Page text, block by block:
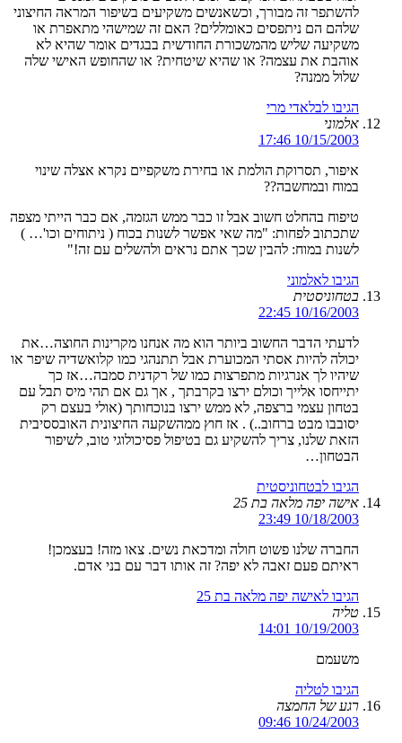
להשתפר זה מבורך, וכשאנשים משקיעים בשיפור המראה החיצוני
שלהם הם ניתפסים כאומללים? האם זה שמישהי מתאפרת או
משקיעה שליש מהמשכורת החודשית בבגדים אומר שהיא לא
אוהבת את עצמה? או שהיא שיטחית? או שהחופש האישי שלה
שלול ממנה?
הגיבו לבלאדי מרי
אלמוני
10/15/2003 17:46
איפור, תסרוקת הולמת או בחירת משקפיים נקרא אצלה שינוי
במוח ובמחשבה??
טיפוח בהחלט חשוב אבל זו כבר ממש הגזמה, אם כבר הייתי מצפה
שתכתוב לפחות: "מה שאי אפשר לשנות בכוח ( ניתוחים וכו'… )
לשנות במוח: להבין שכך אתם נראים ולהשלים עם זה!"
הגיבו לאלמוני
בטחוניסטית
10/16/2003 22:45
לדעתי הדבר החשוב ביותר הוא מה אנחנו מקרינות החוצה…את
יכולה להיות אסתי המכוערת אבל תתנהגי כמו קלואשדיה שיפר או
שיהיו לך אנרגיות מתפרצות כמו של רקדנית סמבה…אז כך
יתייחסו אלייך וכולם ירצו בקרבתך , אך גם אם תהי מיס תבל עם
בטחון עצמי ברצפה, לא ממש ירצו בנוכחותך (אולי בעצם רק
יסובבו מבט ברחוב..) . אז חוץ ממהשקעה החיצונית האובססיבית
הזאת שלנו, צריך להשקיע גם בטיפול פסיכולוגי טוב, לשיפור
הבטחון…
הגיבו לבטחוניסטית
אישה יפה מלאה בת 25
10/18/2003 23:49
החברה שלנו פשוט חולה ומדכאת נשים. צאו מזה! בעצמכן!
ראיתם פעם זאבה לא יפה? זה אותו דבר עם בני אדם.
הגיבו לאישה יפה מלאה בת 25
טליה
10/19/2003 14:01
משעמם
הגיבו לטליה
רגע של החמצה
10/24/2003 09:46